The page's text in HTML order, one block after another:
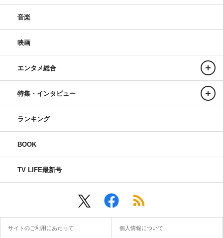
音楽
映画
エンタメ総合
特集・インタビュー
ランキング
BOOK
TV LIFE最新号
サイトのご利用にあたって 個人情報について